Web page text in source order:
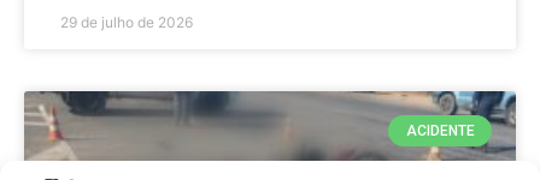
29 de julho de 2026
ACIDENTE